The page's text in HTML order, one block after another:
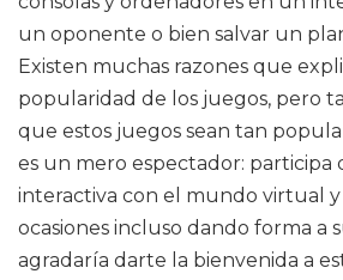
un oponente o bien salvar un
Existen muchas razones que
popularidad de los juegos, pero
que estos juegos sean tan
es un mero espectador: participa
interactiva con el mundo virtual y
ocasiones incluso dando forma a
agradaría darte la bienvenida a